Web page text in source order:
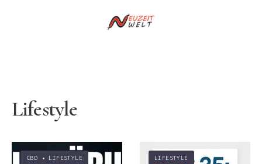
Lifestyle
CBD • LIFESTYLE LIFESTYLE